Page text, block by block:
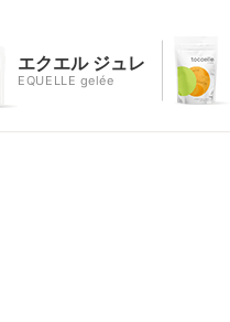
エクエル ジュレ
EQUELLE gelée